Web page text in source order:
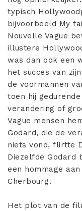
typisch
bijvoorbeeld My
Nouvelle Vague
illustere
was dan ook een
het succes van
de voormannen
toen hij
verandering of
Vague mensen
Godard, die de
niets vond, flirtte
Diezelfde Godard
een hommage
Cherbourg.
Het plot van de